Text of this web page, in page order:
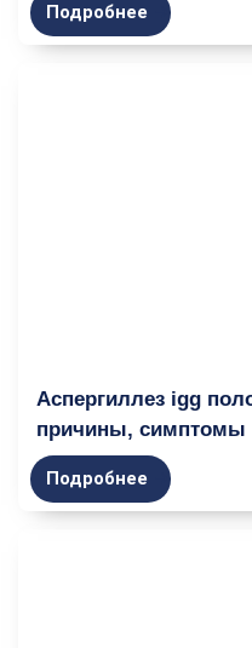
Подробнее
Аспергиллез igg
причины, симптомы
Подробнее